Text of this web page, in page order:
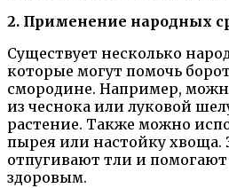
2. Применение народных
Существует несколько
которые могут помочь
смородине. Например,
из чеснока или луковой
растение. Также можно
пырея или настойку хвоща.
отпугивают тли и
здоровым.